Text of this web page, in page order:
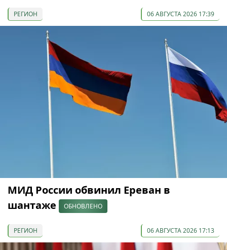
РЕГИОН 06 АВГУСТА 2026 17:39
МИД России обвинил Ереван в
шантаже
ОБНОВЛЕНО
РЕГИОН 06 АВГУСТА 2026 17:13